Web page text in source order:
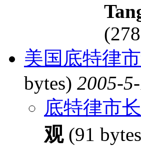
美国底特律
bytes) 2005-
底特律市
观(91